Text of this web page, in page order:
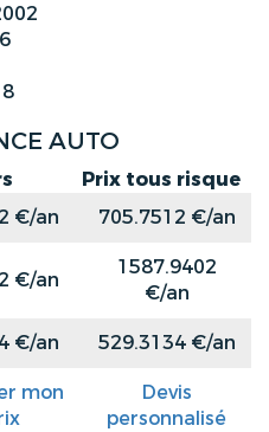
AUTO
Prix tous risque
€/an
705.7512 €/an
€/an
1587.9402
€/an
€/an 529.3134 €/an
mon
Devis
personnalisé